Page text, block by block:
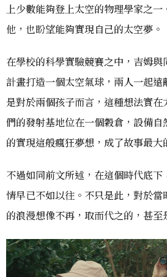
上少數能夠登上太空的物理學家之
他，也盼望能夠實現自己的太空夢。
在學校的科學實驗競賽之中，吉姆
計畫打造一個太空氣球，兩人一起遠
是對於兩個孩子而言，這種想法實
們的發射基地位在一個穀倉，設備
的實現這般瘋狂夢想，成了故事最大
不過如同前文所述，在這個時代底
情早已不如以往。不只是此，對於
的浪漫想像不再，取而代之的，甚至